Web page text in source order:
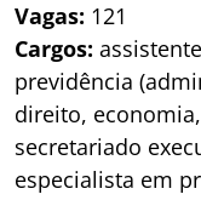
Vagas: 121
Cargos:
previdência
direito,
secretariado
especialista em